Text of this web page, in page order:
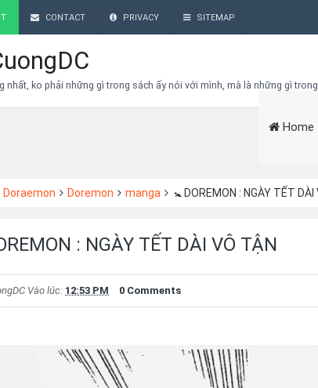
CONTACT PRIVACY SITEMAP
nhất, ko phải những gì trong sách ấy nói với mình, mà là những gì
Home
Doraemon Doremon manga 🚼 DOREMON : NGÀY TẾT DÀI
: NGÀY TẾT DÀI VÔ TẬN
Vào lúc: 12:53 PM 0 Comments